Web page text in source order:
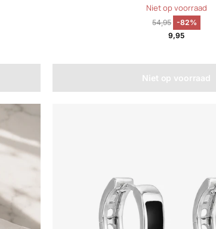
Niet op voorraad
54,95 -82%
9,95
Niet op voorraad